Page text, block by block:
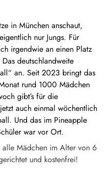
in München anschaut,
nur Jungs. Für
irgendwie an einen Platz
deutschlandweite
an. Seit 2023 bringt das
rund 1000 Mädchen
gibt’s für die
auch einmal wöchentlich
Und das im Pineapple
war vor Ort.
Mädchen im Alter von 6
und kostenfrei!